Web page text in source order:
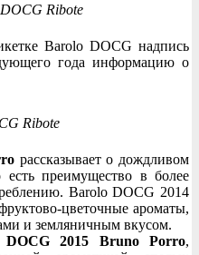
Ribote
Barolo DOCG надпись
года информацию о
Ribote
рассказывает о дождливом
преимущество в более
Barolo DOCG 2014
цветочные ароматы,
и земляничным вкусом.
DOCG 2015 Bruno Porro,